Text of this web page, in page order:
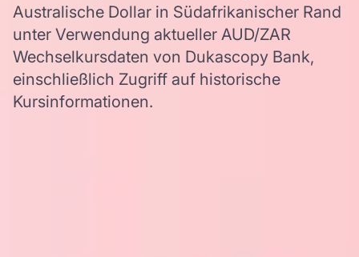
Australische Dollar in Südafrikanischer Rand
unter Verwendung aktueller AUD/ZAR
Wechselkursdaten von Dukascopy Bank,
einschließlich Zugriff auf historische
Kursinformationen.